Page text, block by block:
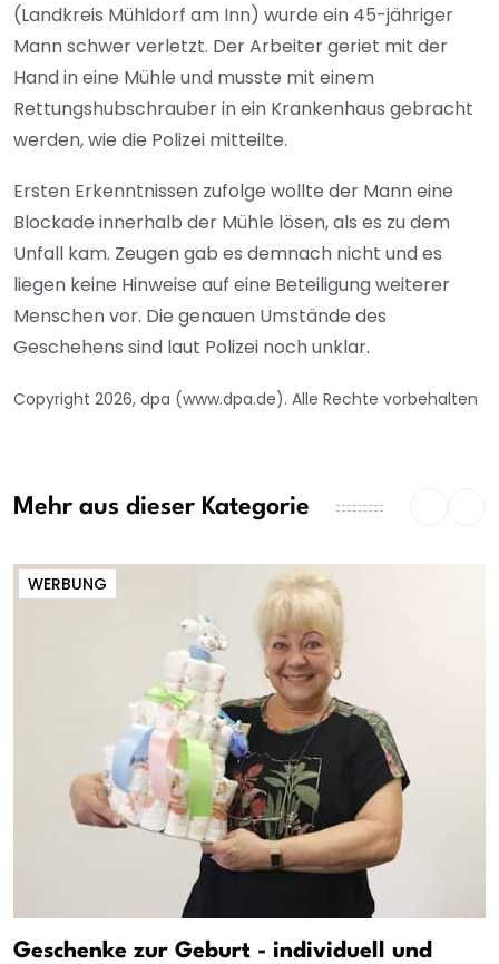
(Landkreis Mühldorf am Inn) wurde ein 45-jähriger
Mann schwer verletzt. Der Arbeiter geriet mit der
Hand in eine Mühle und musste mit einem
Rettungshubschrauber in ein Krankenhaus gebracht
werden, wie die Polizei mitteilte.
Ersten Erkenntnissen zufolge wollte der Mann eine
Blockade innerhalb der Mühle lösen, als es zu dem
Unfall kam. Zeugen gab es demnach nicht und es
liegen keine Hinweise auf eine Beteiligung weiterer
Menschen vor. Die genauen Umstände des
Geschehens sind laut Polizei noch unklar.
Copyright 2026, dpa (www.dpa.de). Alle Rechte vorbehalten
Mehr aus dieser Kategorie
WERBUNG
Geschenke zur Geburt - individuell und